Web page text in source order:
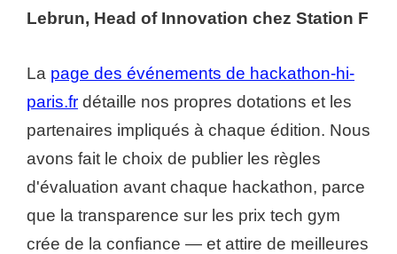
Lebrun, Head of Innovation chez Station F
La page des événements de hackathon-hi-
paris.fr détaille nos propres dotations et les
partenaires impliqués à chaque édition. Nous
avons fait le choix de publier les règles
d'évaluation avant chaque hackathon, parce
que la transparence sur les prix tech gym
crée de la confiance — et attire de meilleures